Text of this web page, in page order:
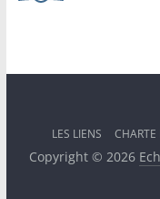
LES LIENS CHARTE
Copyright © 2026